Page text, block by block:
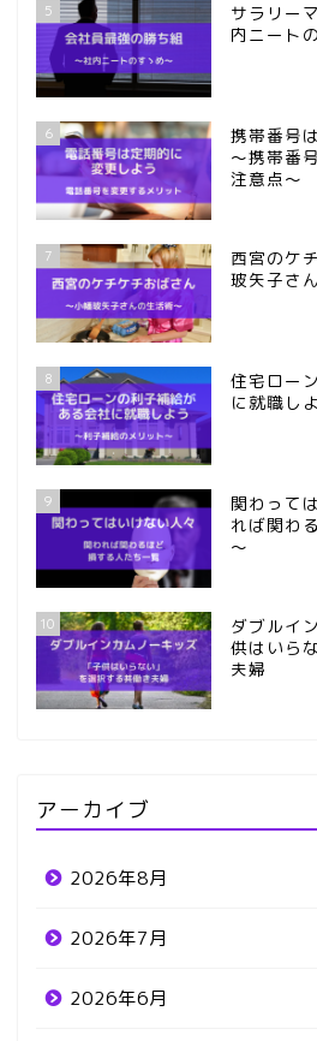
5
サラリー
内ニート
6
携帯番号
～携帯番
注意点～
7
西宮のケ
玻矢子さ
8
住宅ロー
に就職し
9
関わって
れば関わ
～
10
ダブルイ
供はいら
夫婦
アーカイブ
2026年8月
2026年7月
2026年6月